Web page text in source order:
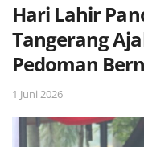
Hari Lahir
Tangerang
Pedoman
1 Juni 2026